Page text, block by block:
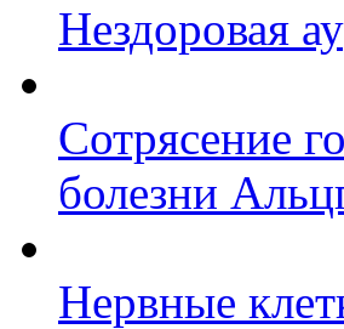
Нездоровая
Сотрясение
болезни
Нервные